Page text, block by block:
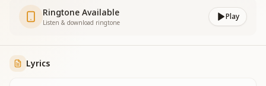
Ringtone Available
Listen & download ringtone
Play
Lyrics